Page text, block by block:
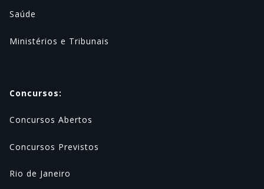
Saúde
Ministérios e Tribunais
Concursos:
Concursos Abertos
Concursos Previstos
Rio de Janeiro